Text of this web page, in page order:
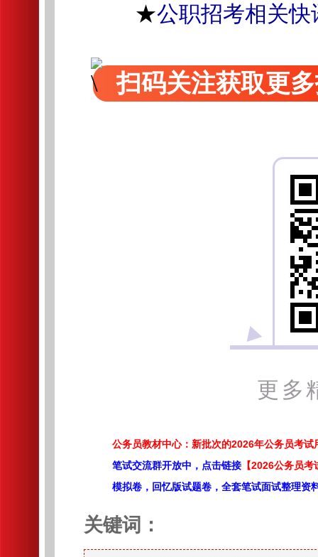
★公职招考相关快
扫码关注获取更
更多
公务员教材中心：新批次的2026年公务员考试
笔试交流群开放中，点击链接 【2026公务员
模拟卷，回忆版试题卷，全套笔试面试整理资
关键词：